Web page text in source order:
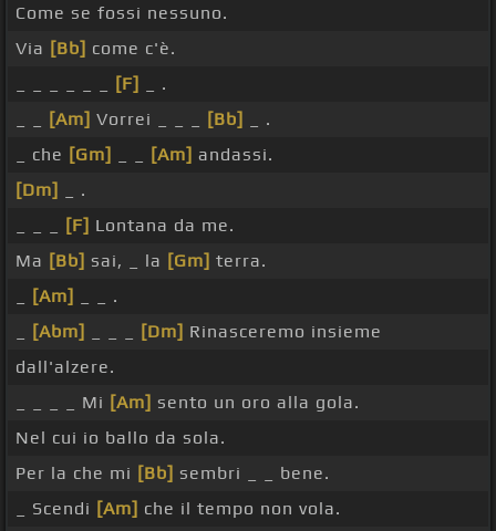
Come se fossi nessuno.
Via [Bb] come c'è.
[F]
_ .
[Am] Vorrei _ _ _ [Bb]
_ .
_ che [Gm] [Am] andassi.
[Dm]
_ .
[F] Lontana da me.
Ma [Bb] sai, _ la [Gm] terra.
[Am]
_ _ .
[Abm] [Dm] Rinasceremo insieme
dall'alzere.
_ _ _ _ Mi [Am] sento un oro alla gola.
Nel cui io ballo da sola.
Per la che mi [Bb] sembri _ _ bene.
_ Scendi [Am] che il tempo non vola.